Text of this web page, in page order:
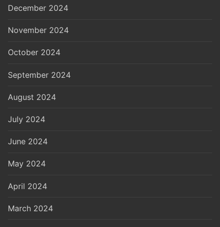
December 2024
November 2024
October 2024
September 2024
August 2024
July 2024
June 2024
May 2024
April 2024
March 2024